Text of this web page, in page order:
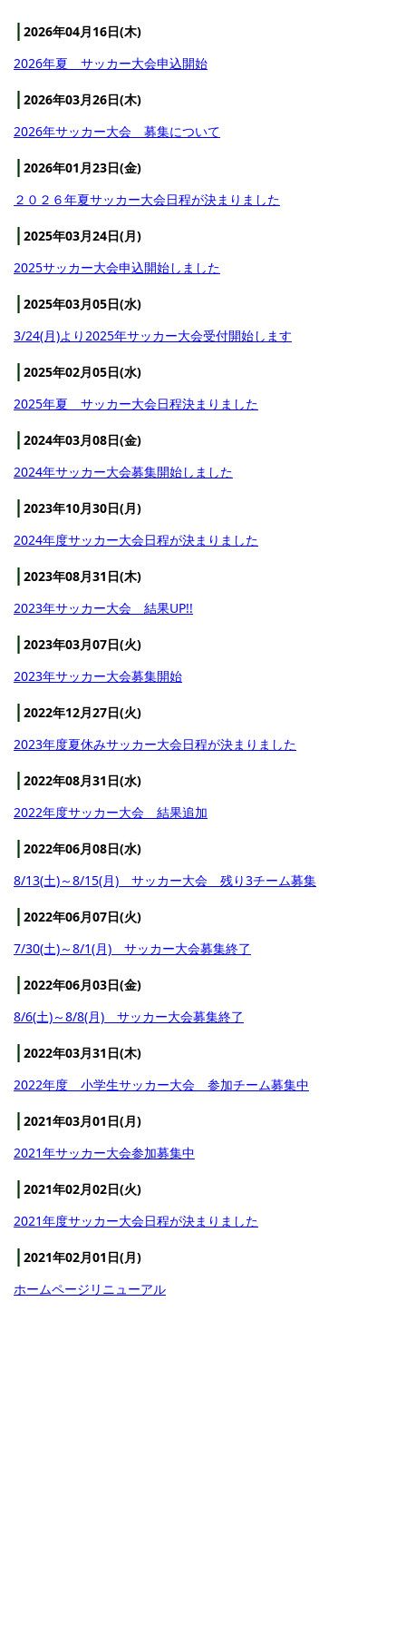
2026年04月16日(木)
2026年夏 サッカー大会申込開始
2026年03月26日(木)
2026年サッカー大会 募集について
2026年01月23日(金)
２０２６年夏サッカー大会日程が決まりました
2025年03月24日(月)
2025サッカー大会申込開始しました
2025年03月05日(水)
3/24(月)より2025年サッカー大会受付開始します
2025年02月05日(水)
2025年夏 サッカー大会日程決まりました
2024年03月08日(金)
2024年サッカー大会募集開始しました
2023年10月30日(月)
2024年度サッカー大会日程が決まりました
2023年08月31日(木)
2023年サッカー大会 結果UP!!
2023年03月07日(火)
2023年サッカー大会募集開始
2022年12月27日(火)
2023年度夏休みサッカー大会日程が決まりました
2022年08月31日(水)
2022年度サッカー大会 結果追加
2022年06月08日(水)
8/13(土)～8/15(月) サッカー大会 残り3チーム募集
2022年06月07日(火)
7/30(土)～8/1(月) サッカー大会募集終了
2022年06月03日(金)
8/6(土)～8/8(月) サッカー大会募集終了
2022年03月31日(木)
2022年度 小学生サッカー大会 参加チーム募集中
2021年03月01日(月)
2021年サッカー大会参加募集中
2021年02月02日(火)
2021年度サッカー大会日程が決まりました
2021年02月01日(月)
ホームページリニューアル